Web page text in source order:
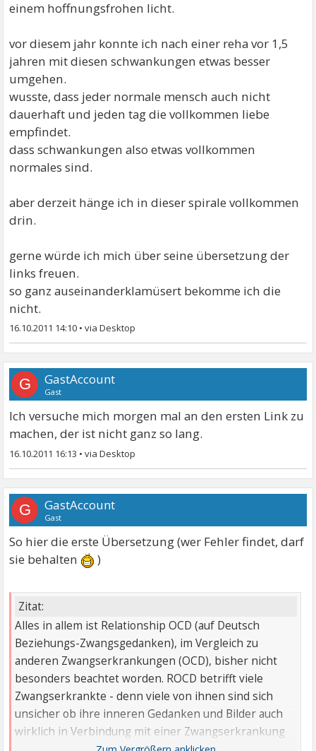
einem hoffnungsfrohen licht.
vor diesem jahr konnte ich nach einer reha vor 1,5
jahren mit diesen schwankungen etwas besser
umgehen.
wusste, dass jeder normale mensch auch nicht
dauerhaft und jeden tag die vollkommen liebe
empfindet.
dass schwankungen also etwas vollkommen
normales sind.
aber derzeit hänge ich in dieser spirale vollkommen
drin.
gerne würde ich mich über seine übersetzung der
links freuen.
so ganz auseinanderklamüsert bekomme ich die
nicht.
16.10.2011 14:10 •
G GastAccount
Gast
Ich versuche mich morgen mal an den ersten Link zu
machen, der ist nicht ganz so lang.
16.10.2011 16:13 •
G GastAccount
Gast
So hier die erste Übersetzung (wer Fehler findet, darf
sie behalten
)
Zitat:
Alles in allem ist Relationship OCD (auf Deutsch
Beziehungs-Zwangsgedanken), im Vergleich zu
anderen Zwangserkrankungen (OCD), bisher nicht
besonders beachtet worden. ROCD betrifft viele
Zwangserkrankte - denn viele von ihnen sind sich
unsicher ob ihre inneren Gedanken und Bilder auch
wirklich in Verbindung mit einer Zwangserkrankung